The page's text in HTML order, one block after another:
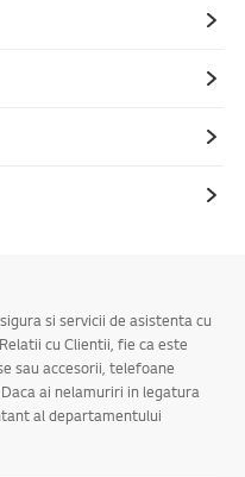
si servicii de asistenta cu
cu Clientii, fie ca este
sau accesorii, telefoane
ai nelamuriri in legatura
al departamentului